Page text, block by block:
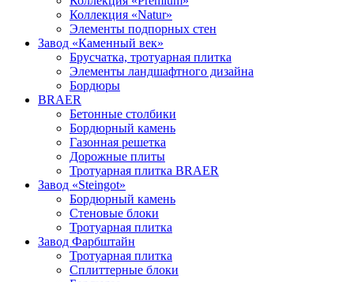
Коллекция «Natur»
Элементы подпорных стен
Завод «Каменный век»
Брусчатка, тротуарная плитка
Элементы ландшафтного дизайна
Бордюры
BRAER
Бетонные столбики
Бордюрный камень
Газонная решетка
Дорожные плиты
Тротуарная плитка BRAER
Завод «Steingot»
Бордюрный камень
Стеновые блоки
Тротуарная плитка
Завод Фарбштайн
Тротуарная плитка
Cплиттерные блоки